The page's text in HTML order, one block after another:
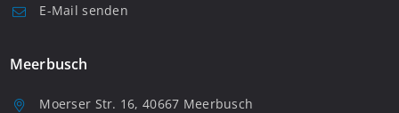
E-Mail senden
Meerbusch
Moerser Str. 16, 40667 Meerbusch